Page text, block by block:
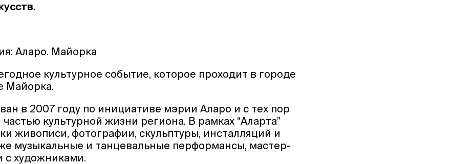
Аларо. Майорка
культурное событие, которое проходит в городе
Майорка.
в 2007 году по инициативе мэрии Аларо и с тех пор
культурной жизни региона. В рамках “Аларта”
живописи, фотографии, скульптуры, инсталляций и
музыкальные и танцевальные перформансы, мастер-
с художниками.